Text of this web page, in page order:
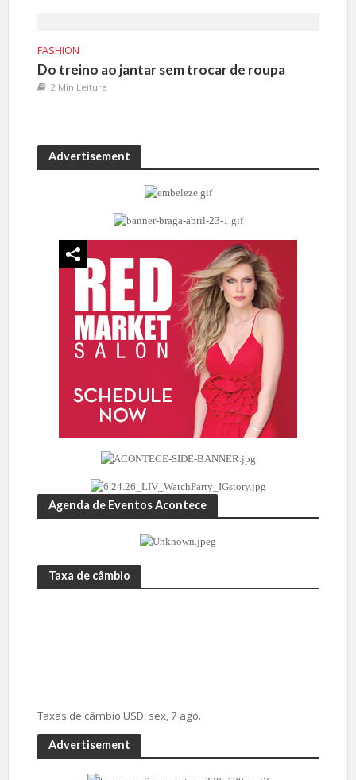
FASHION
Do treino ao jantar sem trocar de roupa
2 Min Leitura
Advertisement
Agenda de Eventos Acontece
Taxa de câmbio
Taxas de câmbio USD: sex, 7 ago.
Advertisement